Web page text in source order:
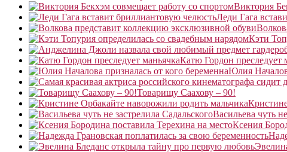
Виктория
Леди Гага
Кэти
Катю Гордон преследует
Юлия
Товарищу Саахову – 90!
Васильева чуть
Ксения